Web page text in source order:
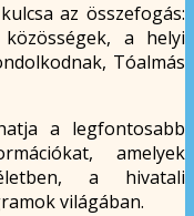
az összefogás:
a helyi
Tóalmás
a legfontosabb
amelyek
a hivatali
világában.